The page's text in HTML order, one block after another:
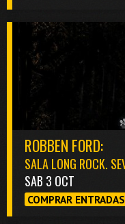
ROBBEN FORD:
SALA LONG ROCK.
SAB 3 OCT
COMPRAR ENTRADAS